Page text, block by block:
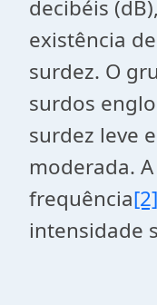
decibéis
existência
surdez. O
surdos
surdez leve
moderada.
frequência[2]
intensidade